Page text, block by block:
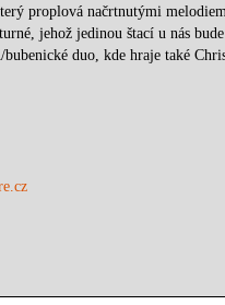
proplová načrtnutými
jehož jedinou štací u nás
duo, kde hraje také